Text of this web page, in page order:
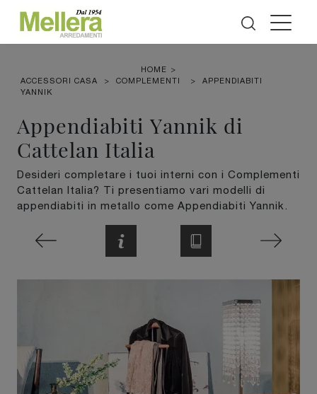
HOME >
ACCESSORI CASA
> COMPLEMENTI >
APPENDIABITI
YANNIK
Appendiabiti Yannik di
Cattelan Italia
Desideri completare i tuoi interni con i Complementi
Cattelan Italia? Ti presentiamo vari modelli di
appendiabiti in metallo come Appendiabiti Yannik.